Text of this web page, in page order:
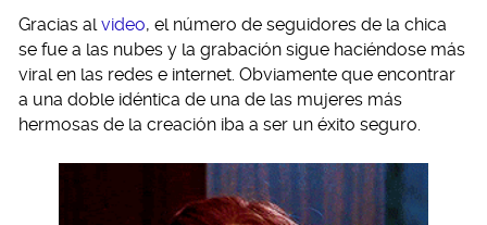
Gracias al video, el número de seguidores de la chica
se fue a las nubes y la grabación sigue haciéndose más
viral en las redes e internet. Obviamente que encontrar
a una doble idéntica de una de las mujeres más
hermosas de la creación iba a ser un éxito seguro.